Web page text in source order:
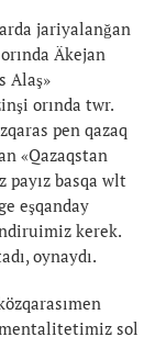
jariyalanğan
Äkejan
Alaş»
orında twr.
pen qazaq
«Qazaqstan
payız basqa wlt
eşqanday
kerek.
oynaydı.
mentalitetimiz sol